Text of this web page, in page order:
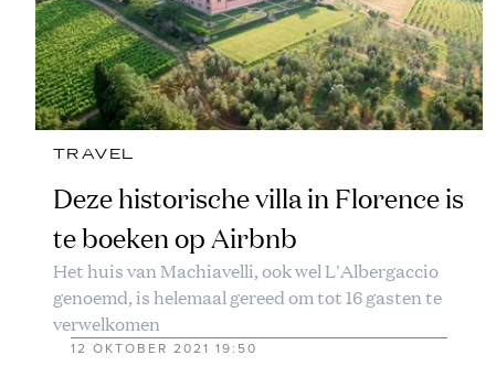
TRAVEL
Deze historische villa in Florence is
te boeken op Airbnb
Het huis van Machiavelli, ook wel L'Albergaccio
genoemd, is helemaal gereed om tot 16 gasten te
verwelkomen
12 OKTOBER 2021 19:50